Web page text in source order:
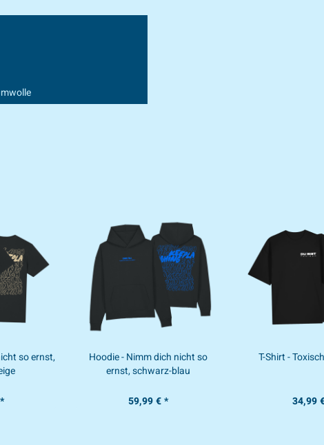
so ernst,
Hoodie - Nimm dich nicht so
ernst, schwarz-blau
59,99 € *
T-Shirt -
34,99